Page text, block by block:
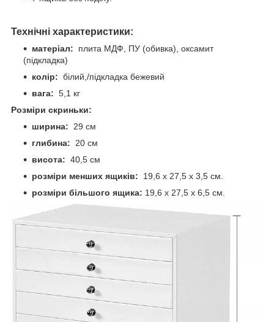
Технічні характеристики:
матеріал: плита МДФ, ПУ (обивка), оксамит
(підкладка)
колір: білий,/підкладка бежевий
вага: 5,1 кг
Розміри скриньки:
ширина: 29 см
глибина: 20 см
висота: 40,5 см
розміри менших ящиків: 19,6 х 27,5 х 3,5 см.
розміри більшого ящика: 19,6 х 27,5 х 6,5 см.